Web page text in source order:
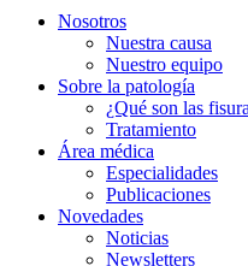
Nosotros
Nuestra causa
Nuestro equipo
Sobre la patología
¿Qué son las
Tratamiento
Área médica
Especialidades
Publicaciones
Novedades
Noticias
Newsletters